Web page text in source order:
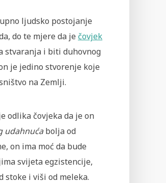
ljudsko postojanje
do te mjere da je čovjek
stvaranja i biti duhovnog
je jedino stvorenje koje
na Zemlji.
odlika čovjeka da je on
udahnućabolja od
on ima moć da bude
svijeta egzistencije,
stoke i viši od meleka.